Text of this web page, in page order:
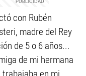
con Rubén
madre del Rey
de 5 o 6 años...
de mi hermana